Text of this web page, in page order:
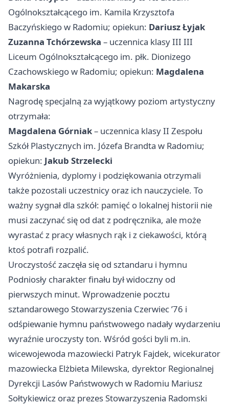
Ogólnokształcącego im. Kamila Krzysztofa
Baczyńskiego w Radomiu; opiekun: Dariusz Łyjak
Zuzanna Tchórzewska – uczennica klasy III III
Liceum Ogólnokształcącego im. płk. Dionizego
Czachowskiego w Radomiu; opiekun: Magdalena
Makarska
Nagrodę specjalną za wyjątkowy poziom artystyczny
otrzymała:
Magdalena Górniak– uczennica klasy II Zespołu
Szkół Plastycznych im. Józefa Brandta w Radomiu;
opiekun: Jakub Strzelecki
Wyróżnienia, dyplomy i podziękowania otrzymali
także pozostali uczestnicy oraz ich nauczyciele. To
ważny sygnał dla szkół: pamięć o lokalnej historii nie
musi zaczynać się od dat z podręcznika, ale może
wyrastać z pracy własnych rąk i z ciekawości, którą
ktoś potrafi rozpalić.
Uroczystość zaczęła się od sztandaru i hymnu
Podniosły charakter finału był widoczny od
pierwszych minut. Wprowadzenie pocztu
sztandarowego Stowarzyszenia Czerwiec ’76 i
odśpiewanie hymnu państwowego nadały wydarzeniu
wyraźnie uroczysty ton. Wśród gości byli m.in.
wicewojewoda mazowiecki Patryk Fajdek, wicekurator
mazowiecka Elżbieta Milewska, dyrektor Regionalnej
Dyrekcji Lasów Państwowych w Radomiu Mariusz
Sołtykiewicz oraz prezes Stowarzyszenia Radomski